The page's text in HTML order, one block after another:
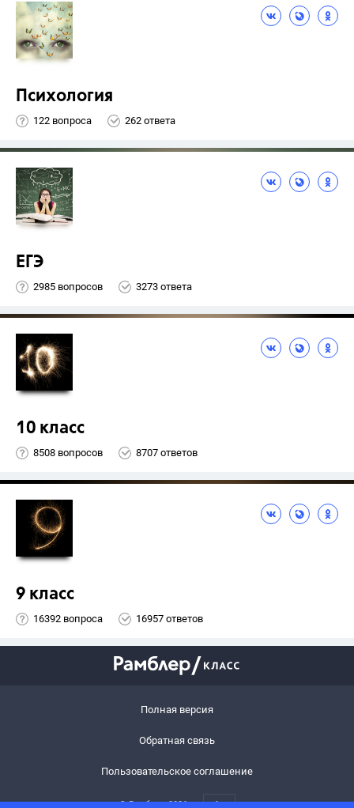
Психология
122 вопроса 262 ответа
ЕГЭ
2985 вопросов 3273 ответа
10 класс
8508 вопросов 8707 ответов
9 класс
16392 вопроса 16957 ответов
Полная версия
Обратная связь
Пользовательское соглашение
© Рамблер,2026 6+